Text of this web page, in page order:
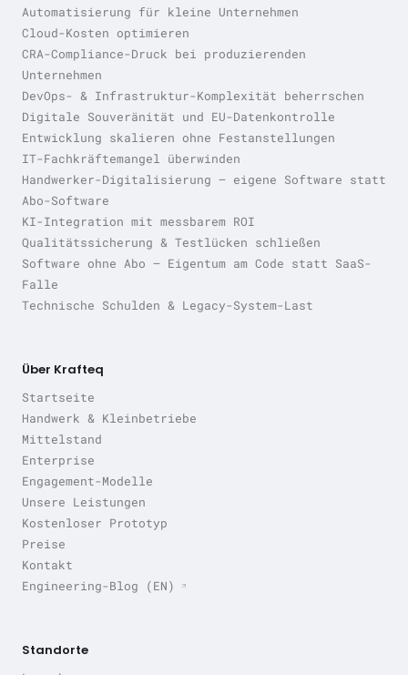
Automatisierung für kleine Unternehmen
Cloud-Kosten optimieren
CRA-Compliance-Druck bei produzierenden
Unternehmen
DevOps- & Infrastruktur-Komplexität beherrschen
Digitale Souveränität und EU-Datenkontrolle
Entwicklung skalieren ohne Festanstellungen
IT-Fachkräftemangel überwinden
Handwerker-Digitalisierung — eigene Software statt
Abo-Software
KI-Integration mit messbarem ROI
Qualitätssicherung & Testlücken schließen
Software ohne Abo — Eigentum am Code statt SaaS-
Falle
Technische Schulden & Legacy-System-Last
Über Krafteq
Startseite
Handwerk & Kleinbetriebe
Mittelstand
Enterprise
Engagement-Modelle
Unsere Leistungen
Kostenloser Prototyp
Preise
Kontakt
Engineering-Blog (EN)
Standorte